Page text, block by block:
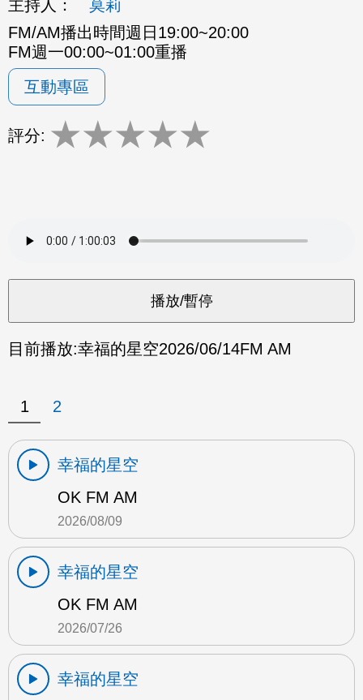
主持人：
莫莉
FM/AM播出時間週日19:00~20:00
FM週一00:00~01:00重播
互動專區
評分: ★★★★★
目前播放:幸福的星空2026/06/14FM AM
1 2
幸福的星空
OK FM AM
2026/08/09
幸福的星空
OK FM AM
2026/07/26
幸福的星空